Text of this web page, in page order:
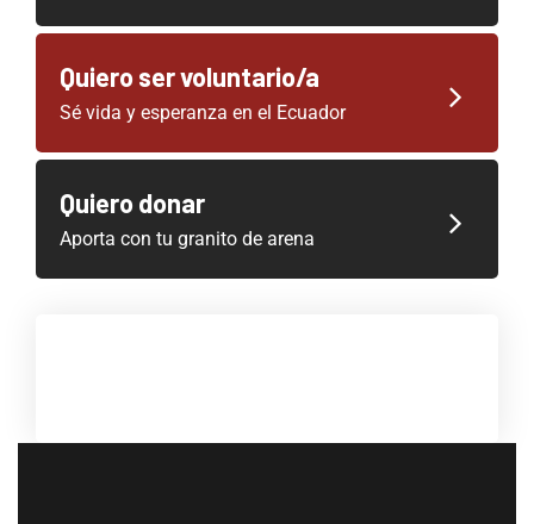
Quiero ser voluntario/a
Sé vida y esperanza en el Ecuador
Quiero donar
Aporta con tu granito de arena